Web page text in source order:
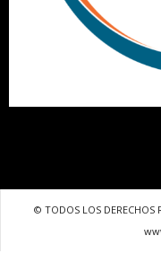
© TODOS LOS DERECHOS